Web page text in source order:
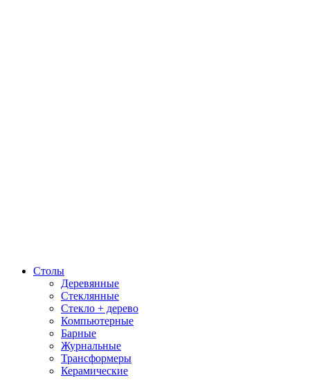
Столы
Деревянные
Стеклянные
Стекло + дерево
Компьютерные
Барные
Журнальные
Трансформеры
Керамические